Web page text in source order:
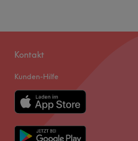
Kontakt
Kunden-Hilfe